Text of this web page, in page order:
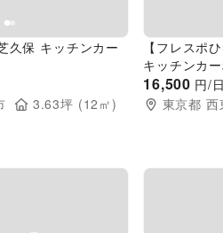
久保 キッチンカー
3.63坪 (12 ㎡)
【フレスポ
キッチンカ
外スペース
16,500 円/
東京都 西